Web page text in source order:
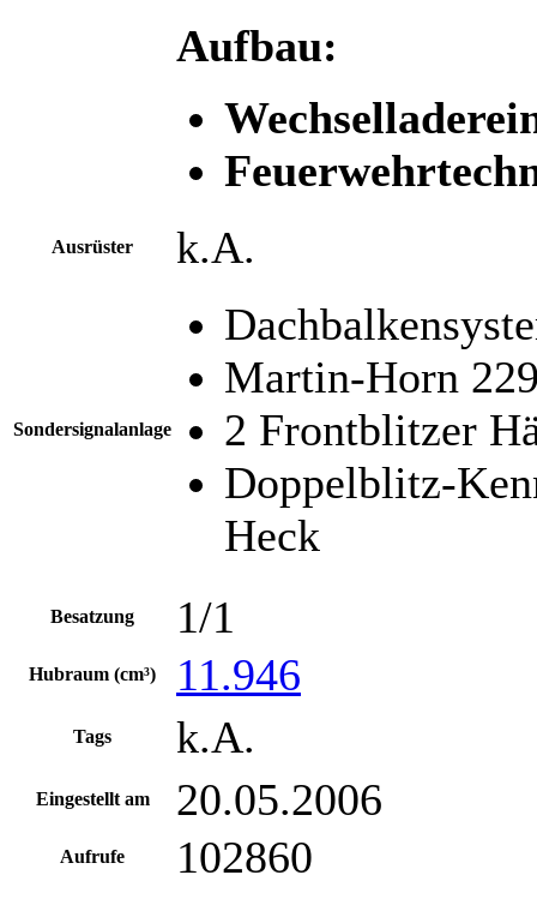
Aufbau:
Ausrüster k.A.
Sondersignalanlage
Martin-Horn
2 Frontblitzer
Doppelblitz-
Heck
Besatzung 1/1
Hubraum (cm³) 11.946
Tags k.A.
Eingestellt am 20.05.2006
Aufrufe 102860